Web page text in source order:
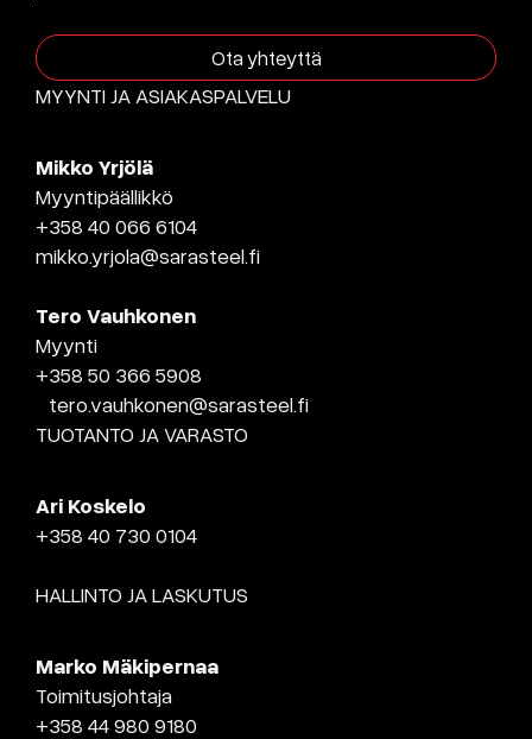
Ota yhteyttä
MYYNTI JA ASIAKASPALVELU
Mikko Yrjölä
Myyntipäällikkö
+358 40 066 6104
mikko.yrjola@sarasteel.fi
Tero Vauhkonen
Myynti
+358 50 366 5908
tero.vauhkonen@sarasteel.fi
TUOTANTO JA VARASTO
Ari Koskelo
+358 40 730 0104
HALLINTO JA LASKUTUS
Marko Mäkipernaa
Toimitusjohtaja
+358 44 980 9180